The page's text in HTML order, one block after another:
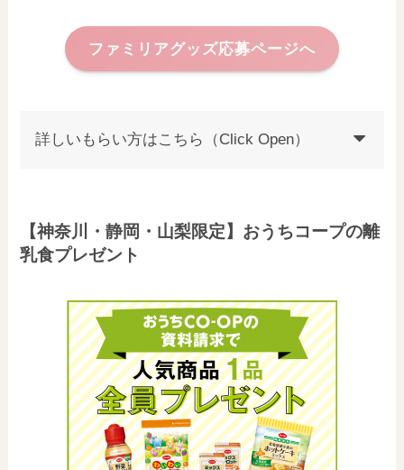
ファミリアグッズ応募ページへ
詳しいもらい方はこちら（Click Open）
【神奈川・静岡・山梨限定】おうちコープの離
乳食プレゼント